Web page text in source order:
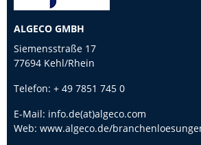
ALGECO GMBH
Siemensstraße 17
77694 Kehl/Rhein
Telefon: + 49 7851 745 0
E-Mail: info.de(at)algeco.com
Web: www.algeco.de/